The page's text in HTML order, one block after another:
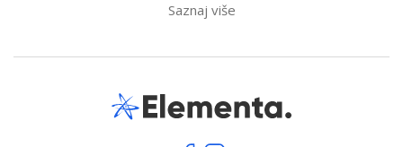
Saznaj više